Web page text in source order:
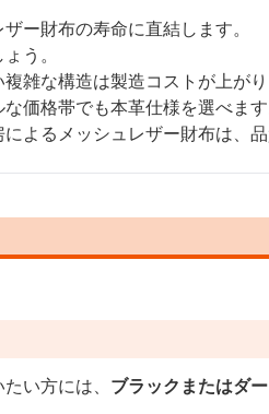
ー財布の寿命に直結します。
う。
雑な構造は製造コストが上がり
価格帯でも本革仕様を選べます
によるメッシュレザー財布は、
い方には、 ブラックまたはダ